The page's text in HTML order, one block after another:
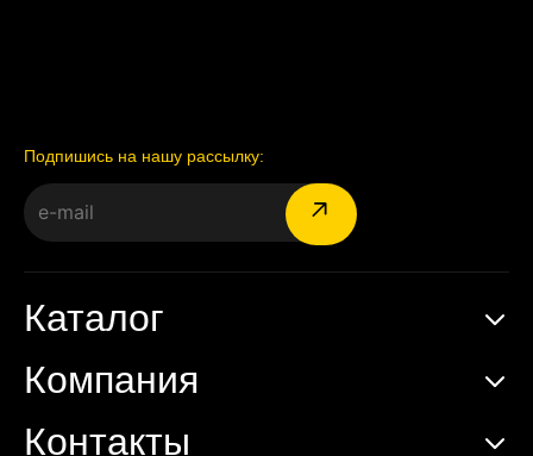
Подпишись на нашу рассылку:
Каталог
Компания
Контакты